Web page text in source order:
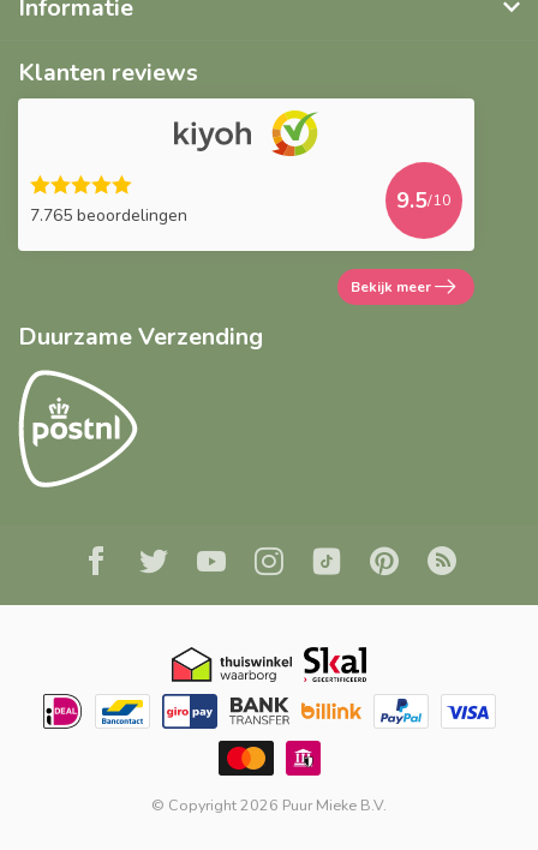
Informatie
Klanten reviews
7.765 beoordelingen
9.5/10
Bekijk meer
Duurzame Verzending
© Copyright 2026 Puur Mieke B.V.